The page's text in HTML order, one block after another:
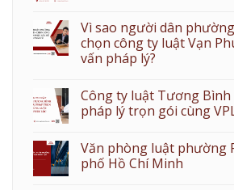
Vì sao người dân
chọn công ty luật Vạn
vấn pháp lý?
Công ty luật Tương Bình
pháp lý trọn gói cùng
Văn phòng luật phường
phố Hồ Chí Minh